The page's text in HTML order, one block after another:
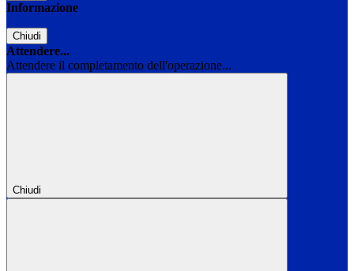
Informazione
Chiudi
Attendere...
Attendere il completamento dell'operazione...
Chiudi